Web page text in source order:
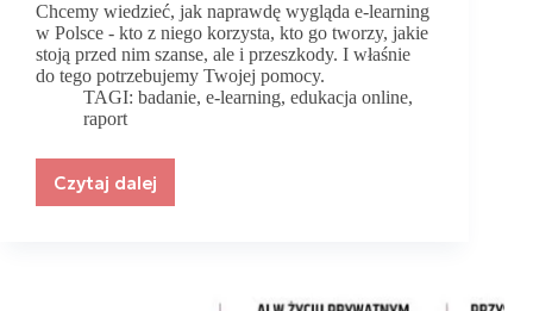
Chcemy wiedzieć, jak naprawdę wygląda e-learning
w Polsce - kto z niego korzysta, kto go tworzy, jakie
stoją przed nim szanse, ale i przeszkody. I właśnie
do tego potrzebujemy Twojej pomocy.
TAGI: badanie,e-learning,edukacja online,
raport
Czytaj dalej
Weź